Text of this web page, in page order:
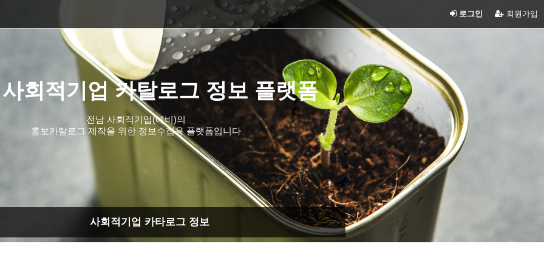
회원가입
로그인
회적기업 카탈로그 정보 플랫폼
전남 사회적기업(예비)의
홍보카탈로그 제작을 위한 정보수집용 플랫폼입니다
사회적기업 카타로그 정보